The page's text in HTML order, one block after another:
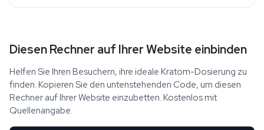
Diesen Rechner auf Ihrer Website einbinden
Helfen Sie Ihren Besuchern, ihre ideale Kratom-Dosierung zu
finden. Kopieren Sie den untenstehenden Code, um diesen
Rechner auf Ihrer Website einzubetten. Kostenlos mit
Quellenangabe.